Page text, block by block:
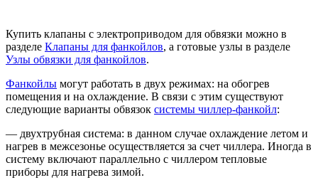
Купить клапаны с электроприводом для обвязки можно в
разделе Клапаны для фанкойлов, а готовые узлы в разделе
Узлы обвязки для фанкойлов.
Фанкойлы могут работать в двух режимах: на обогрев
помещения и на охлаждение. В связи с этим существуют
следующие варианты обвязок системы чиллер-фанкойл:
— двухтрубная система: в данном случае охлаждение летом и
нагрев в межсезонье осуществляется за счет чиллера. Иногда в
систему включают параллельно с чиллером тепловые
приборы для нагрева зимой.